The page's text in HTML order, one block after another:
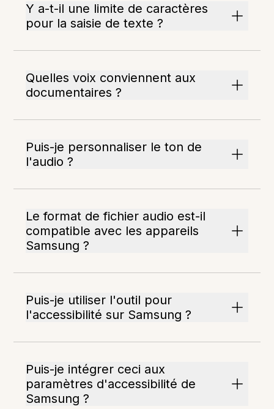
Y a-t-il une limite de caractères
pour la saisie de texte ?
Quelles voix conviennent aux
documentaires ?
Puis-je personnaliser le ton de
l'audio ?
Le format de fichier audio est-il
compatible avec les appareils
Samsung ?
Puis-je utiliser l'outil pour
l'accessibilité sur Samsung ?
Puis-je intégrer ceci aux
paramètres d'accessibilité de
Samsung ?